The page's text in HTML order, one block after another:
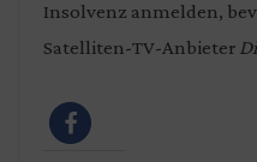
Insolvenz anmelden,
Satelliten-TV-Anbieter